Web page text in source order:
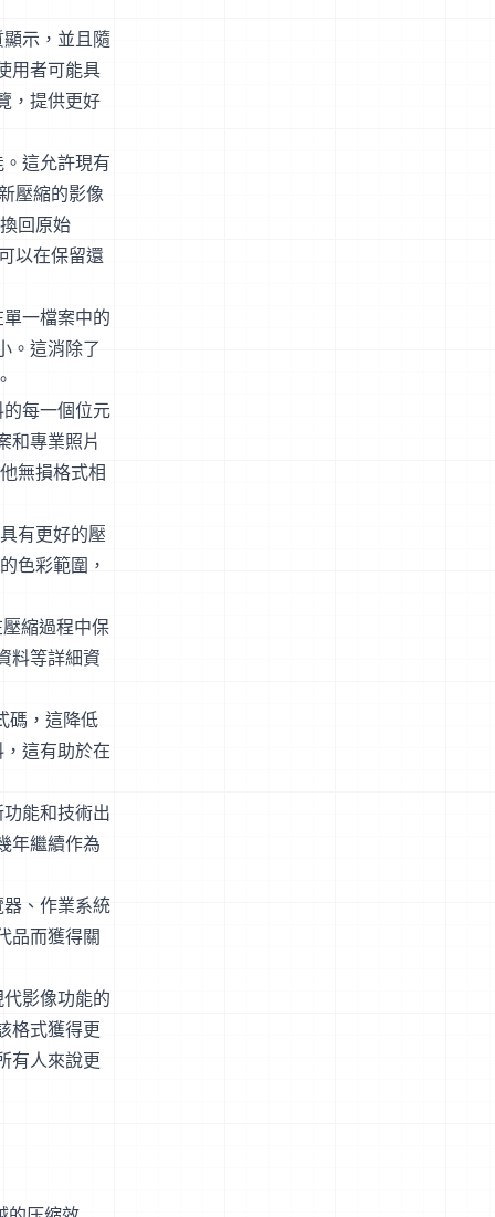
示，並且隨
用者可能具
，提供更好
這允許現有
壓縮的影像
回原始
以在保留還
一檔案中的
。這消除了
每一個位元
和專業照片
無損格式相
有更好的壓
色彩範圍，
縮過程中保
料等詳細資
碼，這降低
這有助於在
能和技術出
年繼續作為
、作業系統
品而獲得關
影像功能的
格式獲得更
有人來說更